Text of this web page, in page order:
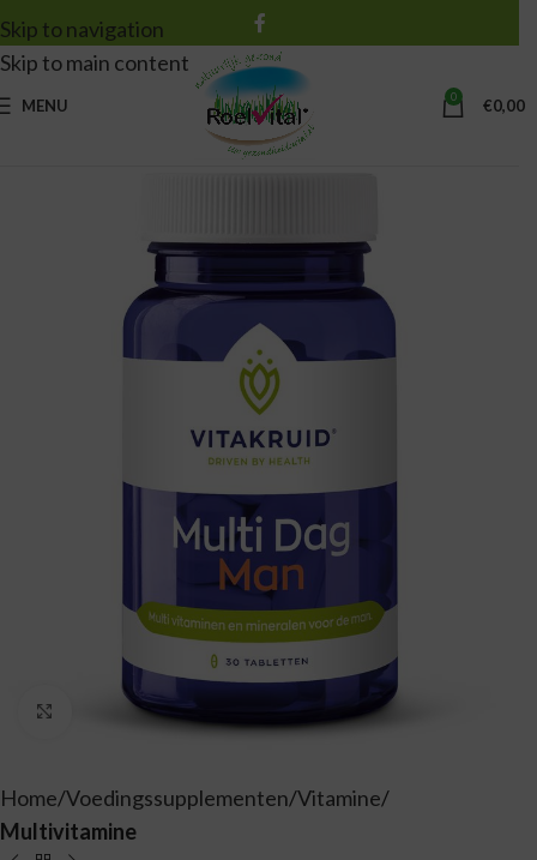
Skip to navigation
Skip to main content
MENU 0 €0,00
Vergroten
Home Voedingssupplementen Vitamine
Multivitamine